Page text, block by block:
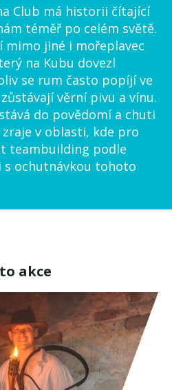
Club má historii čítající
téměř po celém světě.
mimo jiné i mořeplavec
na Kubu dovezl
se rum často popíjí ve
věrní pivu a vínu.
do povědomí a chuti
zraje v oblasti, kde pro
teambuilding podle
s ochutnávkou tohoto
akce